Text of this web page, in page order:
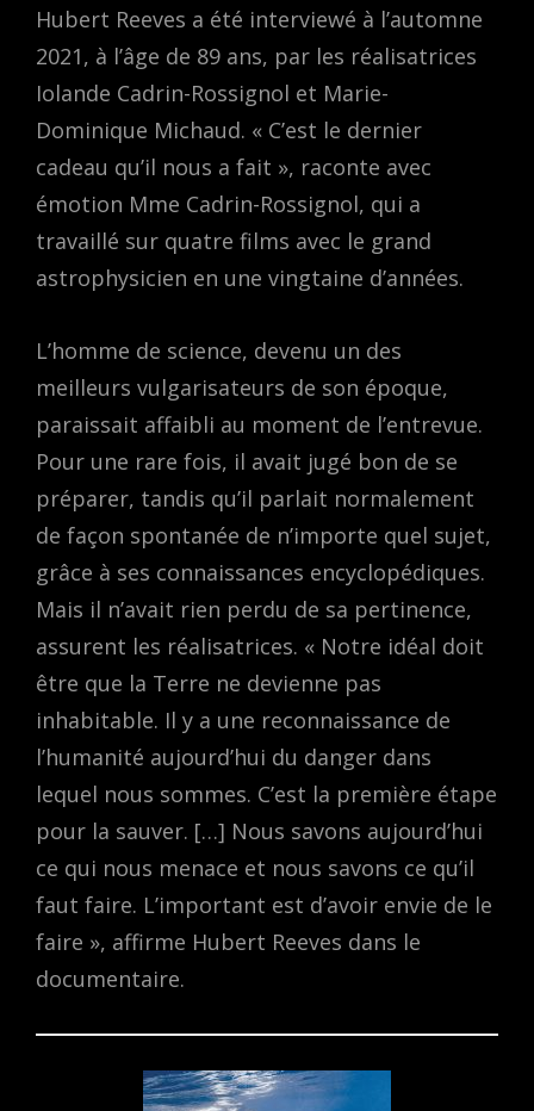
Hubert Reeves a été interviewé à l’automne
2021, à l’âge de 89 ans, par les réalisatrices
Iolande Cadrin-Rossignol et Marie-
Dominique Michaud. « C’est le dernier
cadeau qu’il nous a fait », raconte avec
émotion Mme Cadrin-Rossignol, qui a
travaillé sur quatre films avec le grand
astrophysicien en une vingtaine d’années.
L’homme de science, devenu un des
meilleurs vulgarisateurs de son époque,
paraissait affaibli au moment de l’entrevue.
Pour une rare fois, il avait jugé bon de se
préparer, tandis qu’il parlait normalement
de façon spontanée de n’importe quel sujet,
grâce à ses connaissances encyclopédiques.
Mais il n’avait rien perdu de sa pertinence,
assurent les réalisatrices. « Notre idéal doit
être que la Terre ne devienne pas
inhabitable. Il y a une reconnaissance de
l’humanité aujourd’hui du danger dans
lequel nous sommes. C’est la première étape
pour la sauver. […] Nous savons aujourd’hui
ce qui nous menace et nous savons ce qu’il
faut faire. L’important est d’avoir envie de le
faire », affirme Hubert Reeves dans le
documentaire.